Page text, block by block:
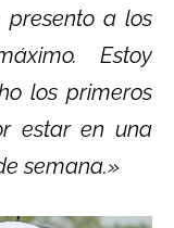
a los
Estoy
los primeros
estar en una
semana.»